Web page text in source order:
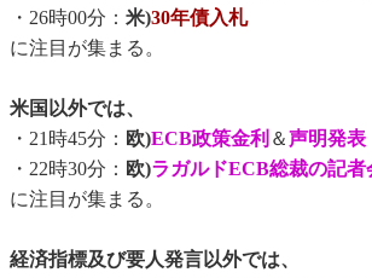
・26時00分： 米)30年債入札
に注目が集まる。
米国以外では、
・21時45分： 欧)ECB政策金利 ＆声明発表
・22時30分： 欧)ラガルドECB総裁の記者
に注目が集まる。
経済指標及び要人発言以外では、